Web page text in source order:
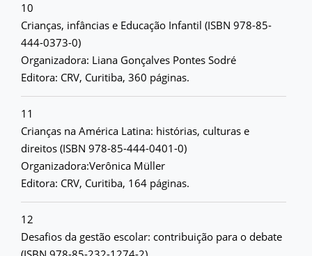
10
Crianças, infâncias e Educação Infantil (ISBN 978-85-
444-0373-0)
Organizadora: Liana Gonçalves Pontes Sodré
Editora: CRV, Curitiba, 360 páginas.
11
Crianças na América Latina: histórias, culturas e
direitos (ISBN 978-85-444-0401-0)
Organizadora:Verônica Müller
Editora: CRV, Curitiba, 164 páginas.
12
Desafios da gestão escolar: contribuição para o debate